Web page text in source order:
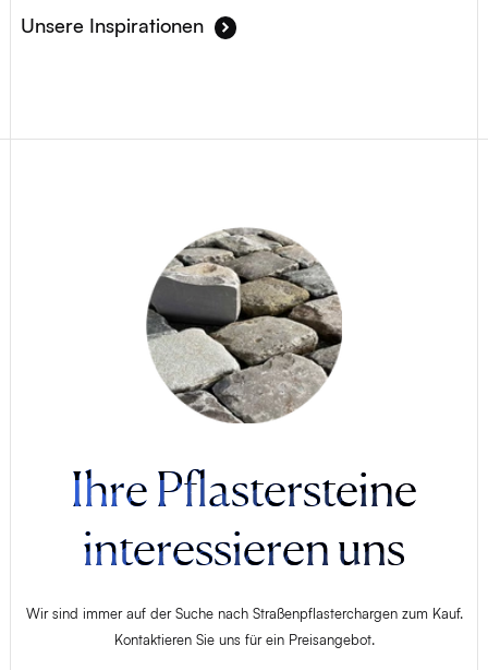
Unsere Inspirationen
Ihre Pflastersteine
interessieren uns
Wir sind immer auf der Suche nach Straßenpflasterchargen zum Kauf.
Kontaktieren Sie uns für ein Preisangebot.